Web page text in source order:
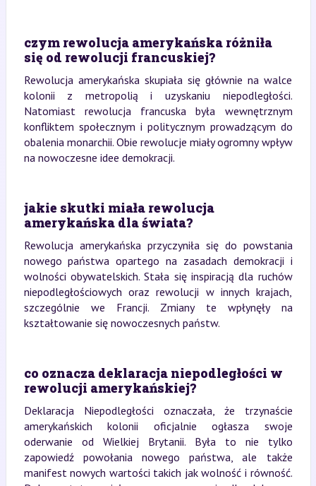
czym rewolucja amerykańska różniła
się od rewolucji francuskiej?
Rewolucja amerykańska skupiała się głównie na walce
kolonii z metropolią i uzyskaniu niepodległości.
Natomiast rewolucja francuska była wewnętrznym
konfliktem społecznym i politycznym prowadzącym do
obalenia monarchii. Obie rewolucje miały ogromny wpływ
na nowoczesne idee demokracji.
jakie skutki miała rewolucja
amerykańska dla świata?
Rewolucja amerykańska przyczyniła się do powstania
nowego państwa opartego na zasadach demokracji i
wolności obywatelskich. Stała się inspiracją dla ruchów
niepodległościowych oraz rewolucji w innych krajach,
szczególnie we Francji. Zmiany te wpłynęły na
kształtowanie się nowoczesnych państw.
co oznacza deklaracja niepodległości w
rewolucji amerykańskiej?
Deklaracja Niepodległości oznaczała, że trzynaście
amerykańskich kolonii oficjalnie ogłasza swoje
oderwanie od Wielkiej Brytanii. Była to nie tylko
zapowiedź powołania nowego państwa, ale także
manifest nowych wartości takich jak wolność i równość.